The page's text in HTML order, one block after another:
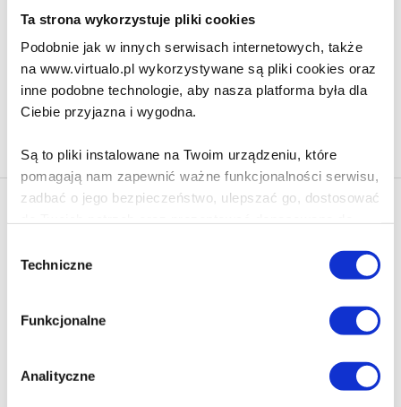
Ta strona wykorzystuje pliki cookies
Podobnie jak w innych serwisach internetowych, także
na www.virtualo.pl wykorzystywane są pliki cookies oraz
inne podobne technologie, aby nasza platforma była dla
Ciebie przyjazna i wygodna.
Są to pliki instalowane na Twoim urządzeniu, które
pomagają nam zapewnić ważne funkcjonalności serwisu,
zadbać o jego bezpieczeństwo, ulepszać go, dostosować
Poza plikami, które są nam niezbędne do prawidłowego
i bezpiecznego działania serwisu - są także takie, które
wymagają Twojej zgody.
Każda udzielona zgoda poprawi Twoje doświadczenia
zgody
Techniczne
Funkcjonalne
Analityczne
Newsletter - rabat 10%
marketingowych dotyczących virtualo.pl oraz partnerów biznesowych
Virtualo.
Polityce Prywatności
Wycofanie zgody nie wpływa na zgodność z prawem przetwarzania